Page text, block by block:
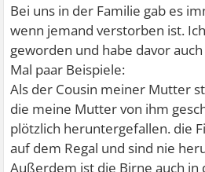
Bei uns in der Familie gab es
wenn jemand verstorben ist.
geworden und habe davor
Mal paar Beispiele:
Als der Cousin meiner Mutter
die meine Mutter von ihm
plötzlich heruntergefallen. die
auf dem Regal und sind nie
Außerdem ist die Birne auch